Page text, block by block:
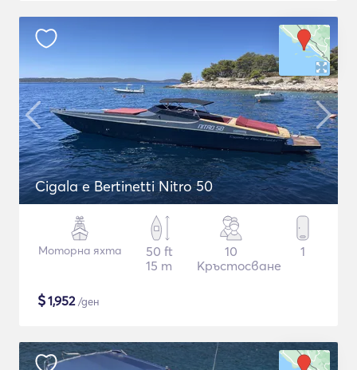
Cigala e Bertinetti Nitro 50
Моторна яхта
50 ft
15 m
10
Кръстосване
1
$1,952/ден